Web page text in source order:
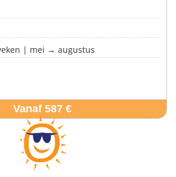
| mei → augustus
Vanaf 587 €